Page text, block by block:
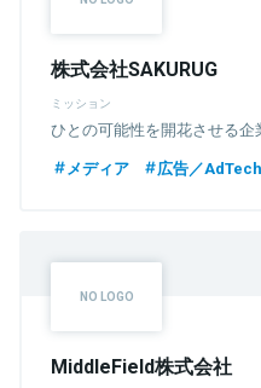
株式会社SAKURUG
ミッション
ひとの可能性を開花させる企
メディア
広告／AdTech
MiddleField株式会社